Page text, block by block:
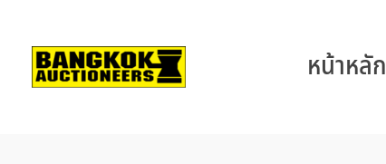
หน้าหลัก